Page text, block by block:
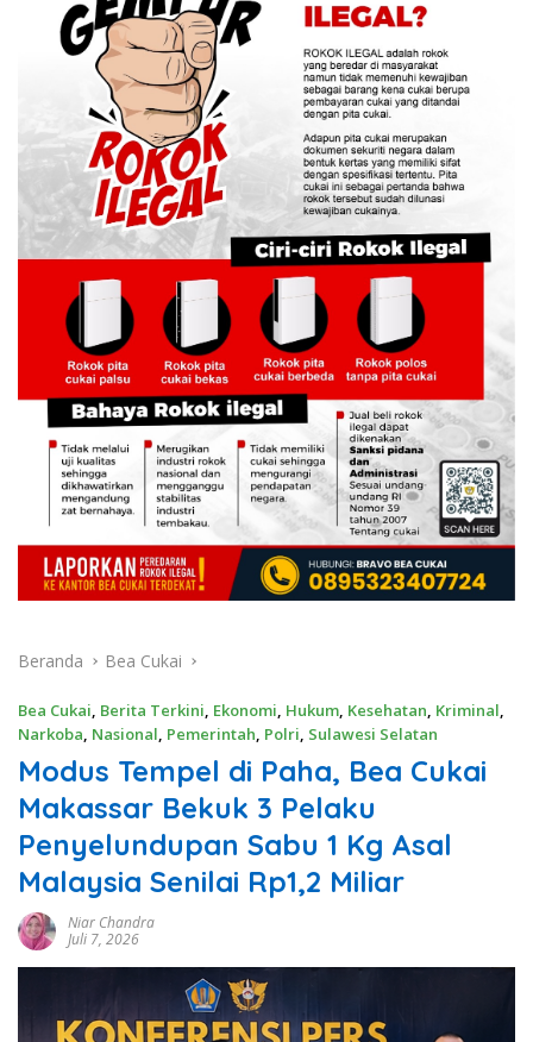
Beranda Bea Cukai
Bea Cukai, Berita Terkini, Ekonomi, Hukum, Kesehatan, Kriminal,
Narkoba, Nasional, Pemerintah, Polri, Sulawesi Selatan
Modus Tempel di Paha, Bea Cukai
Makassar Bekuk 3 Pelaku
Penyelundupan Sabu 1 Kg Asal
Malaysia Senilai Rp1,2 Miliar
Niar Chandra
Juli 7, 2026